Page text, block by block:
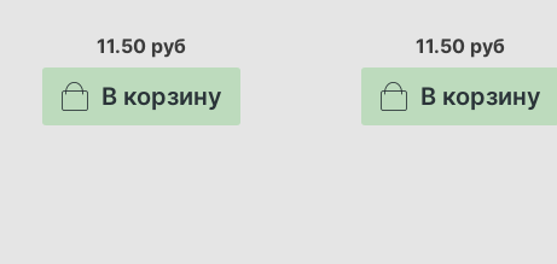
11.50 руб
В корзину
11.50 руб
В корзину